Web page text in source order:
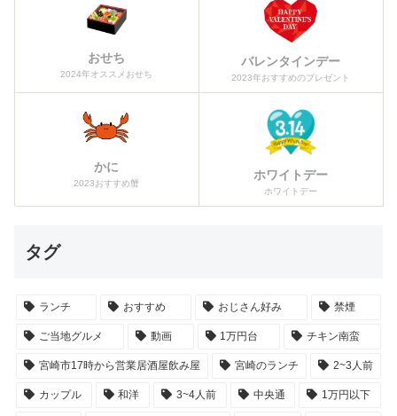
おせち
2024年オススメおせち
バレンタインデー
2023年おすすめのプレゼント
かに
2023おすすめ蟹
ホワイトデー
ホワイトデー
タグ
ランチ おすすめ おじさん好み 禁煙
ご当地グルメ 動画 1万円台 チキン南蛮
宮崎市17時から営業居酒屋飲み屋 宮崎のランチ 2~3人前
カップル 和洋 3~4人前 中央通 1万円以下